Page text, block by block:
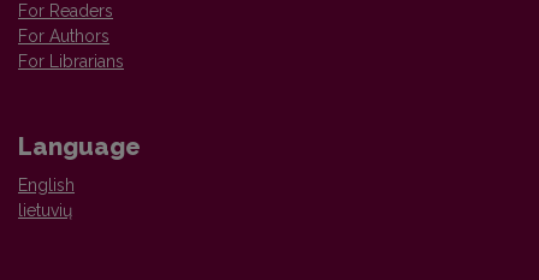
For Readers
For Authors
For Librarians
Language
English
lietuvių